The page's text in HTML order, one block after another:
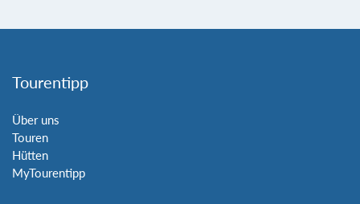
Tourentipp
Über uns
Touren
Hütten
MyTourentipp